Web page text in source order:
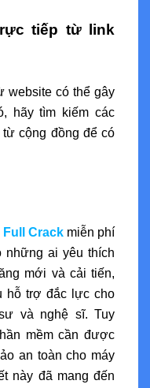
tiếp từ link
website có thể gây
hãy tìm kiếm các
cộng đồng để có
Full Crackmiễn phí
những ai yêu thích
mới và cải tiến,
hỗ trợ đắc lực cho
và nghệ sĩ. Tuy
mềm cần được
an toàn cho máy
này đã mang đến